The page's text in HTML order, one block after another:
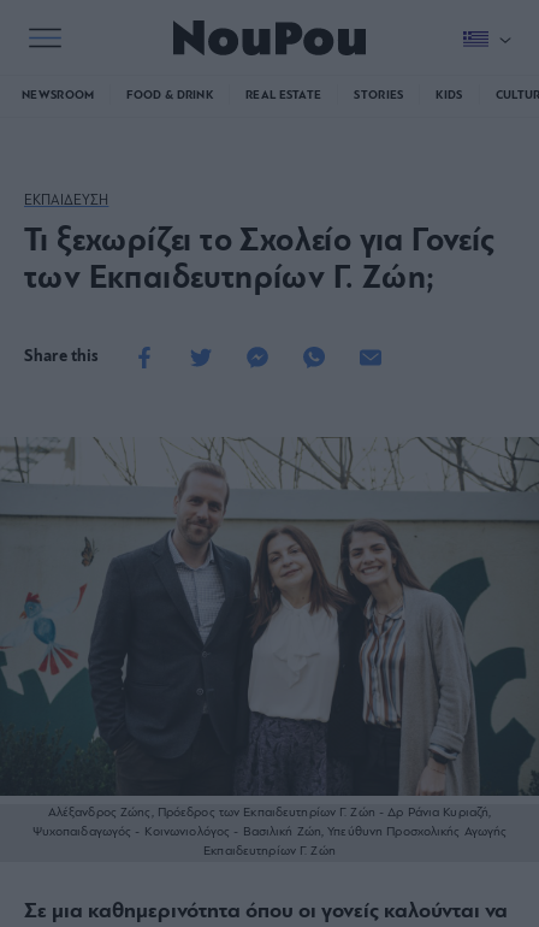
NEWSROOM FOOD & DRINK REAL ESTATE STORIES KIDS
ΕΚΠΑΙΔΕΥΣΗ
Τι ξεχωρίζει το Σχολείο για Γονείς
των Εκπαιδευτηρίων Γ. Ζώη;
Share this
Αλέξανδρος Ζώης, Πρόεδρος των Εκπαιδευτηρίων Γ. Ζώη - Δρ Ράνια Κυριαζή,
Ψυχοπαιδαγωγός - Κοινωνιολόγος - Βασιλική Ζώη, Υπεύθυνη Προσχολικής Αγωγής
Εκπαιδευτηρίων Γ. Ζώη
Σε μια καθημερινότητα όπου οι γονείς καλούνται να